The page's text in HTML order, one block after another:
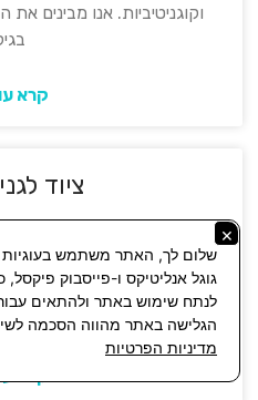
וקוגניטיביות. אנו מבינים
קרא
ציוד
ומשחקים לגני ילדים,
צעצועים, ועוד. מאמינים
קרא
×
גוגל אנליטיקס ו-פייסבוק
לנתח שימוש באתר ולהתאים
הגלישה באתר מהווה הסכמה
מדיניות הפרטיות